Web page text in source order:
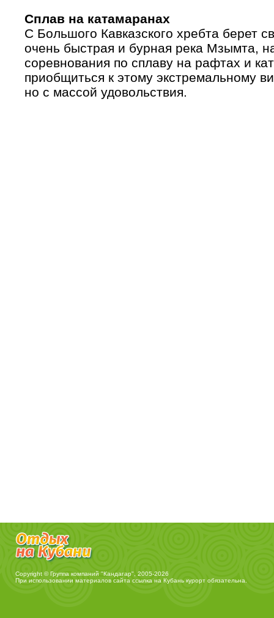
Сплав на катамаранах
С Большого Кавказского хребта берет
очень быстрая и бурная река Мзымта,
соревнования по сплаву на рафтах и
приобщиться к этому экстремальному
но с массой удовольствия.
Copyright © Группа компаний "Кандагар", 2005-2026
При использовании материалов сайта ссылка на Кубань курорт обязательна.